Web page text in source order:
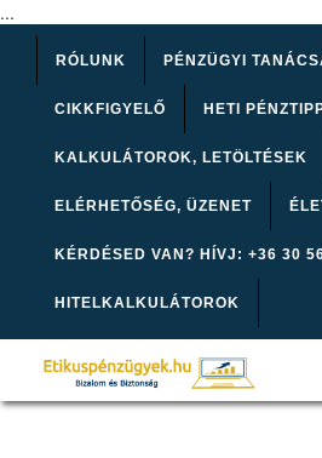
...
RÓLUNK PÉNZÜGYI
CIKKFIGYELŐ HETI
KALKULÁTOROK, LETÖLTÉSEK
ELÉRHETŐSÉG, ÜZENET
KÉRDÉSED VAN? HÍVJ: +36 30
HITELKALKULÁTOROK